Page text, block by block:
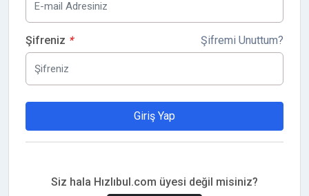
Şifremi Unuttum?
Şifreniz *
Giriş Yap
Siz hala Hızlıbul.com üyesi değil misiniz?